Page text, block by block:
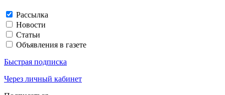
Рассылка
Новости
Статьи
Объявления в газете
Быстрая подписка
Через личный кабинет